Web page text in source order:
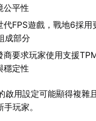
公平性
代FPS遊戲，戰地6採
成部分
商要求玩家使用支援
穩定性
啟用設定可能顯得複雜
玩家。